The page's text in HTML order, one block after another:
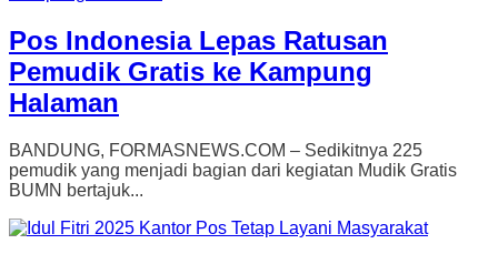
Pos Indonesia Lepas Ratusan
Pemudik Gratis ke Kampung
Halaman
BANDUNG, FORMASNEWS.COM – Sedikitnya 225
pemudik yang menjadi bagian dari kegiatan Mudik Gratis
BUMN bertajuk...